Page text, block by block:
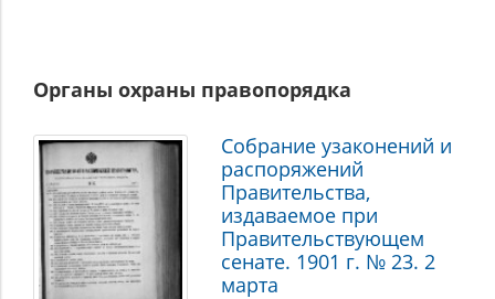
Органы охраны правопорядка
Собрание узаконений и
распоряжений
Правительства,
издаваемое при
Правительствующем
сенате. 1901 г. № 23. 2
марта